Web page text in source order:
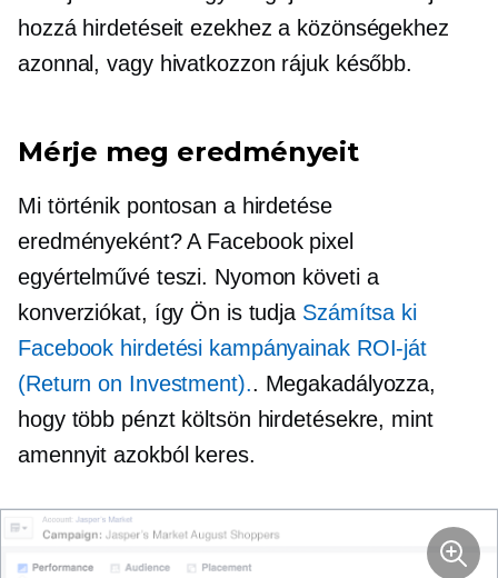
hozzá hirdetéseit ezekhez a közönségekhez
azonnal, vagy hivatkozzon rájuk később.
Mérje meg eredményeit
Mi történik pontosan a hirdetése
eredményeként? A Facebook pixel
egyértelművé teszi. Nyomon követi a
konverziókat, így Ön is tudja Számítsa ki
Facebook hirdetési kampányainak ROI-ját
(Return on Investment).. Megakadályozza,
hogy több pénzt költsön hirdetésekre, mint
amennyit azokból keres.